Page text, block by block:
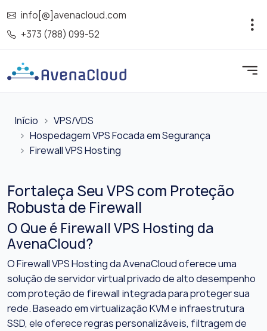
info[@]avenacloud.com
+373 (788) 099-52
Início
VPS/VDS
Hospedagem VPS Focada em Segurança
Firewall VPS Hosting
Fortaleça Seu VPS com Proteção
Robusta de Firewall
O Que é Firewall VPS Hosting da
AvenaCloud?
O Firewall VPS Hosting da AvenaCloud oferece uma
solução de servidor virtual privado de alto desempenho
com proteção de firewall integrada para proteger sua
rede. Baseado em virtualização KVM e infraestrutura
SSD, ele oferece regras personalizáveis, filtragem de